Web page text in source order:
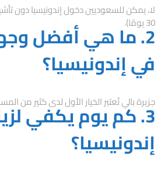
لا، يمكن للسعوديين دخول إندونيسيا دون
30 يومًا).2. ما هي أفضل
في إندونيسيا؟
جزيرة بالي تُعتبر الخيار الأول لدى كثير من
3. كم يوم يكفي
إندونيسيا؟